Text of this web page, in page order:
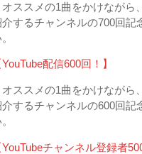
オススメの1曲をかけながら
介するチャンネルの700回記
配信600回！】
オススメの1曲をかけながら
介するチャンネルの600回記
チャンネル登録者